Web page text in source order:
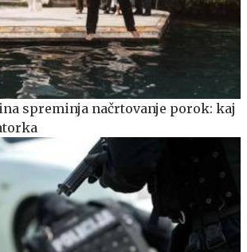
spreminja načrtovanje porok: kaj